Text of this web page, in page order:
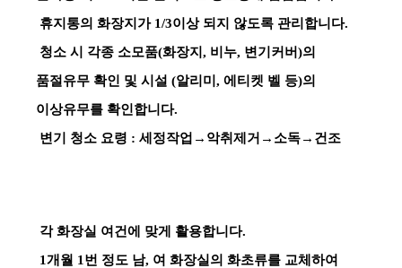
휴지통의 화장지가 1/3이상 되지 않도록 관리합니다.
청소 시 각종 소모품(화장지, 비누, 변기커버)의
품절유무 확인 및 시설 (알리미, 에티켓 벨 등)의
이상유무를 확인합니다.
변기 청소 요령 : 세정작업→악취제거→소독→건조
각 화장실 여건에 맞게 활용합니다.
1개월 1번 정도 남, 여 화장실의 화초류를 교체하여